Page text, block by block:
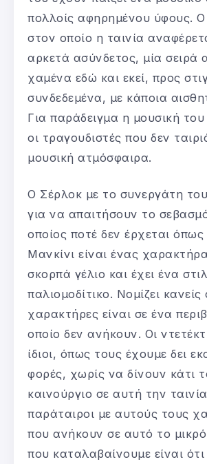
πολλοίς αφηρημένου ύφους.
στον οποίο η ταινία
αρκετά ασύνδετος, μία σειρά
χαμένα εδώ και εκεί, προς
συνδεδεμένα, με κάποια
Για παράδειγμα η μουσική
οι τραγουδιστές που δεν
μουσική ατμόσφαιρα.
Ο Σέρλοκ με το συνεργάτη του
για να απαιτήσουν το
οποίος ποτέ δεν έρχεται όπως
Μανκίνι είναι ένας
σκορπά γέλιο και έχει ένα
παλιομοδίτικο. Νομίζει κανείς
χαρακτήρες είναι σε ένα
οποίο δεν ανήκουν. Οι
ίδιοι, όπως τους έχουμε δει
φορές, χωρίς να δίνουν κάτι
καινούργιο σε αυτή την
παράταιροι με αυτούς τους
που ανήκουν σε αυτό το
που καταλαβαίνουμε είναι ότι